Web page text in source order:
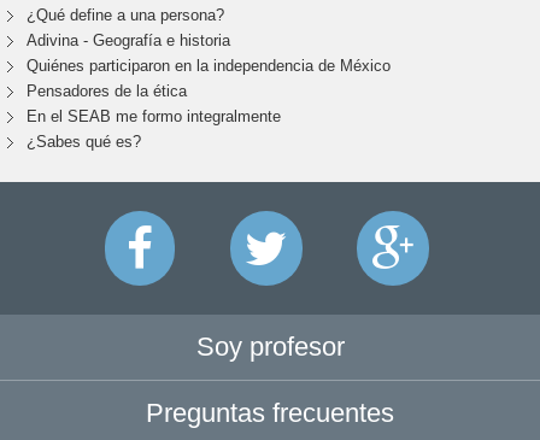
¿Qué define a una persona?
Adivina - Geografía e historia
Quiénes participaron en la independencia de México
Pensadores de la ética
En el SEAB me formo integralmente
¿Sabes qué es?
Soy profesor
Preguntas frecuentes